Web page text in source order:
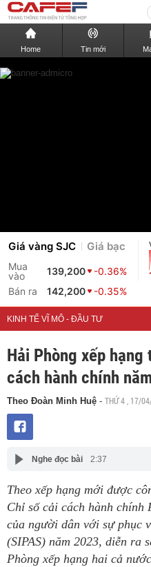
Home Tin mới
Giá vàng SJC Giá bạc
Mua
vào
139,200
-0.36%
Bán ra
142,200 -0.35%
KINH TẾ VĨ MÔ - ĐẦU TƯ
Hải Phòng xếp
cách hành chính
Theo Đoàn Minh Huệ - THỨ 4 , 17/
Nghe đọc bài 2:37
Theo xếp hạng mới được
Chỉ số cải cách hành chính
của người dân với sự phục
(SIPAS) năm 2023, diễn ra
Phòng xếp hạng hai cả